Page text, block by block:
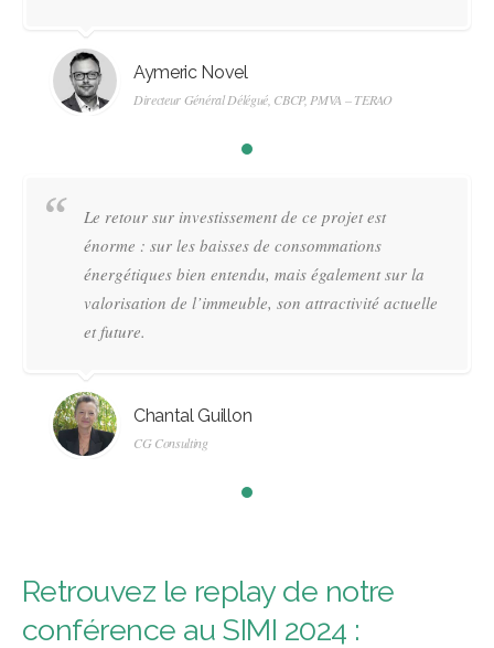
Aymeric Novel
Directeur Général Délégué, CBCP, PMVA – TERAO
Le retour sur investissement de ce projet est
énorme : sur les baisses de consommations
énergétiques bien entendu, mais également sur la
valorisation de l’immeuble, son attractivité actuelle
et future.
Chantal Guillon
CG Consulting
Retrouvez le replay de notre
conférence au SIMI 2024 :